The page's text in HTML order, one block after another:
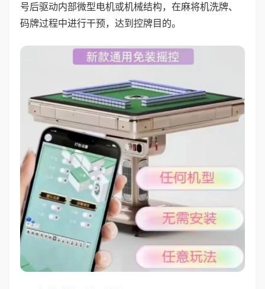
号后驱动内部微型电机或机械结构，在麻将机洗牌、
码牌过程中进行干预，达到控牌目的。